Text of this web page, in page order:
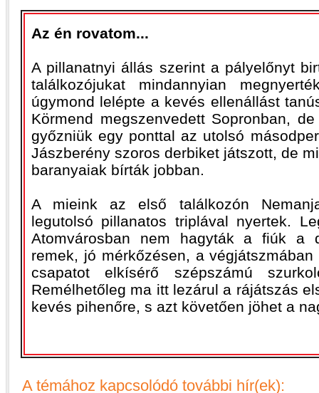
Az én rovatom...
A pillanatnyi állás szerint a pályelőnyt
találkozójukat mindannyian
úgymond lelépte a kevés ellenállást
Körmend megszenvedett Sopronban,
győzniük egy ponttal az utolsó
Jászberény szoros derbiket játszott, de
baranyaiak bírták jobban.
A mieink az első találkozón
legutolsó pillanatos triplával nyertek.
Atomvárosban nem hagyták a fiúk a
remek, jó mérkőzésen, a
csapatot elkísérő szépszámú
Remélhetőleg ma itt lezárul a rájátszás
kevés pihenőre, s azt követően jöhet a
A témához kapcsolódó további hír(ek):